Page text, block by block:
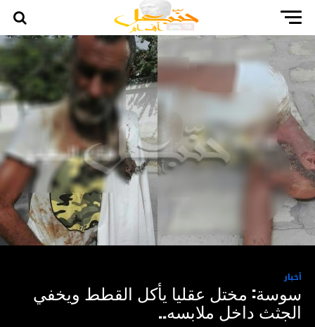
أخبار
سوسة: مختل عقليا يأكل القطط ويخفي
الجثث داخل ملابسه..